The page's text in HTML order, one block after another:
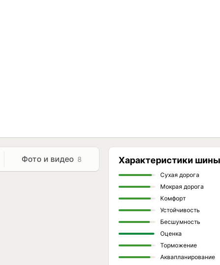
Фото и видео 8 Характеристики шины
Сухая дорога
Мокрая дорога
Комфорт
Устойчивость
Бесшумность
Оценка
Торможение
Аквапланирование